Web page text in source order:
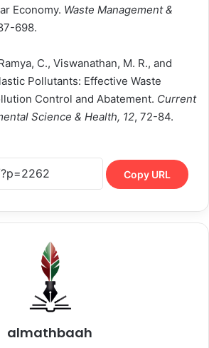
Economy. Waste Management &
698.
C., Viswanathan, M. R., and
Pollutants: Effective Waste
Control and Abatement. Current
Science & Health, 12, 72-84.
Copy URL
almathbaah